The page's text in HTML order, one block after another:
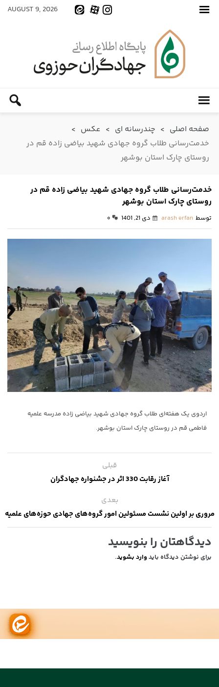
AUGUST 9, 2026
صفحه اصلی > چندرسانه ای > عکس >
خدمت‌رسانی طلاب گروه جهادی شهید بیاضی زاده قم در
روستای چارک استان بوشهر
خدمت‌رسانی طلاب گروه جهادی شهید بیاضی زاده قم در
روستای چارک استان بوشهر
توسط arash erfan دی 21, 1401 ۰
اردوی یک هفته‌ای طلاب گروه جهادی شهید بیاضی زاده مدرسه علمیه
فاطمی قم در روستای چارک استان بوشهر.
قبلی
آغاز رقابت 330 اثر در جشنواره جهادگران
بعدی
مروری بر اولین نشست مسئولین امور گروه‌های جهادی حوزه‌های علمیه
دیدگاهتان را بنویسید
برای نوشتن دیدگاه باید وارد بشوید.